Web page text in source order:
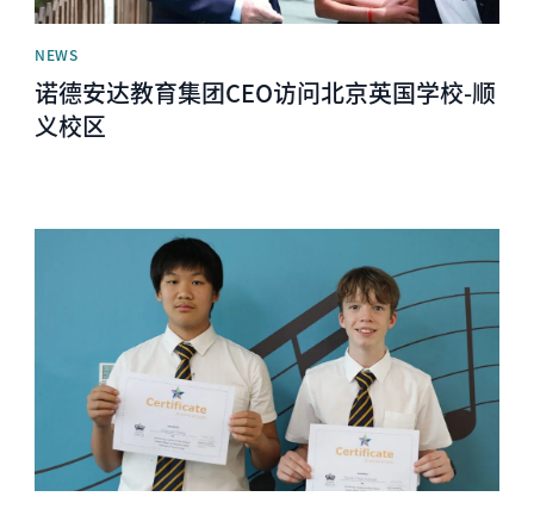
NEWS
诺德安达教育集团CEO访问北京英国学校-顺
义校区